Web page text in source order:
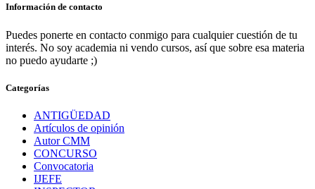
Información de contacto
Puedes ponerte en contacto conmigo para cualquier cuestión de tu
interés. No soy academia ni vendo cursos, así que sobre esa materia
no puedo ayudarte ;)
Categorías
ANTIGÜEDAD
Artículos de opinión
Autor CMM
CONCURSO
Convocatoria
IJEFE